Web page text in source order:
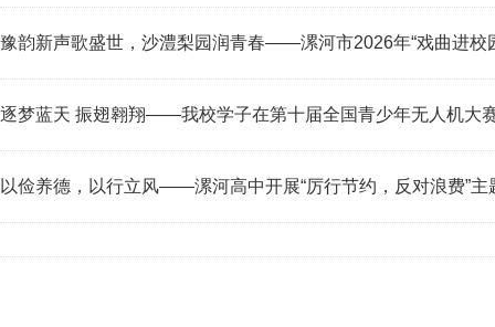
豫韵新声歌盛世，沙澧梨园润青春——漯河市2026年“戏曲进校
逐梦蓝天 振翅翱翔——我校学子在第十届全国青少年无人机大
以俭养德，以行立风——漯河高中开展“厉行节约，反对浪费”主